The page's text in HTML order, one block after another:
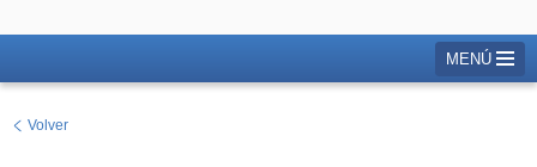
MENÚ
Volver